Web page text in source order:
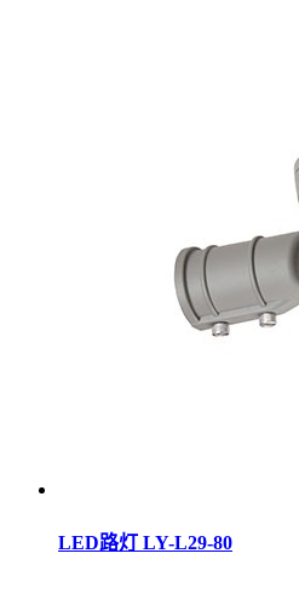
LED路灯 LY-L29-80